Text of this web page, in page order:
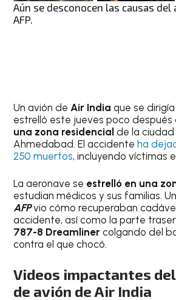
Aún se desconocen las causas del
AFP.
Un avión de Air India que se
estrelló este jueves poco después
una zona residencial de la
Ahmedabad. El accidenteha
250 muertos, incluyendo víctimas
La aeronave se estrelló en una
estudian médicos y sus familias.
AFPvio cómo recuperaban
accidente, así como la parte
787-8 Dreamliner colgando del
contra el que chocó.
Videos impactantes
de avión de Air India